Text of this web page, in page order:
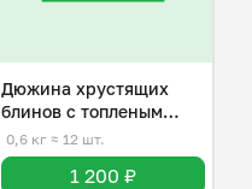
Дюжина хрустящих
блинов с топленым
маслом
0,6 кг ≈ 12 шт.
1 200 ₽